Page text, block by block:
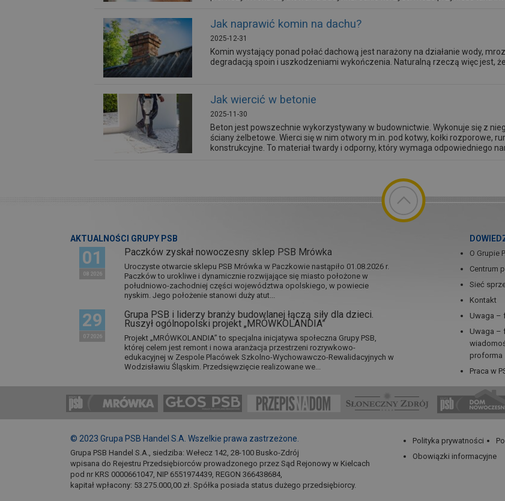
Jak naprawić komin na dachu?
2025-12-31
Komin wystający ponad połać dachową jest narażony na działanie wody,
degradacją spoin i uszkodzeniami wykończenia. Naturalną rzeczą więc jest,
Jak wiercić w betonie
2025-11-30
Beton jest powszechnie wykorzystywany w budownictwie. Wykonuje się z
ściany żelbetowe. Wierci się w nim otwory m.in. pod kotwy, kołki rozporowe,
konstrukcyjne. To materiał twardy i odporny, który wymaga odpowiedniego
AKTUALNOŚCI GRUPY PSB
01
08 2026
Paczków zyskał nowoczesny sklep PSB Mrówka
Uroczyste otwarcie sklepu PSB Mrówka w Paczkowie nastąpiło 01.08.2026 r.
Paczków to urokliwe i dynamicznie rozwijające się miasto położone w
południowo-zachodniej części województwa opolskiego, w powiecie
nyskim. Jego położenie stanowi duży atut...
29
07 2026
Grupa PSB i liderzy branży budowlanej łączą siły dla dzieci.
Ruszył ogólnopolski projekt „MRÓWKOLANDIA”
Projekt „MRÓWKOLANDIA” to specjalna inicjatywa społeczna Grupy PSB,
której celem jest remont i nowa aranżacja przestrzeni rozrywkowo-
edukacyjnej w Zespole Placówek Szkolno-Wychowawczo-Rewalidacyjnych w
Wodzisławiu Śląskim. Przedsięwzięcie realizowane we...
O Grupie
Centrum
Sieć
Kontakt
Uwaga –
Uwaga –
proforma
Praca w
© 2023 Grupa PSB Handel S.A. Wszelkie prawa zastrzeżone.
Grupa PSB Handel S.A., siedziba: Wełecz 142, 28-100 Busko-Zdrój
wpisana do Rejestru Przedsiębiorców prowadzonego przez Sąd Rejonowy w Kielcach
pod nr KRS 0000661047, NIP 6551974439, REGON 366438684,
kapitał wpłacony: 53.275.000,00 zł. Spółka posiada status dużego przedsiębiorcy.
Polityka prywatności
Obowiązki informacyjne